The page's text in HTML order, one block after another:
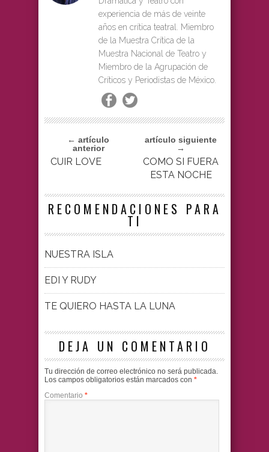
experiencia de más de veinte
años en crítica teatral. Miembro
de la Muestra Crítica de la
Muestra Nacional de Teatro y
Miembro de la Agrupación de
Críticos y Periodistas de México.
← artículo
anterior
CUIR LOVE
artículo siguiente
→
COMO SI FUERA
ESTA NOCHE
RECOMENDACIONES PARA
TI
NUESTRA ISLA
EDI Y RUDY
TE QUIERO HASTA LA LUNA
DEJA UN COMENTARIO
Tu dirección de correo electrónico no será publicada.
Los campos obligatorios están marcados con *
Comentario *